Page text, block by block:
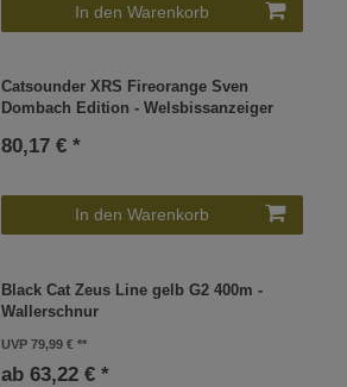
In den Warenkorb
Catsounder XRS Fireorange Sven
Dombach Edition - Welsbissanzeiger
80,17 € *
In den Warenkorb
Black Cat Zeus Line gelb G2 400m -
Wallerschnur
UVP 79,99 €
ab 63,22 € *